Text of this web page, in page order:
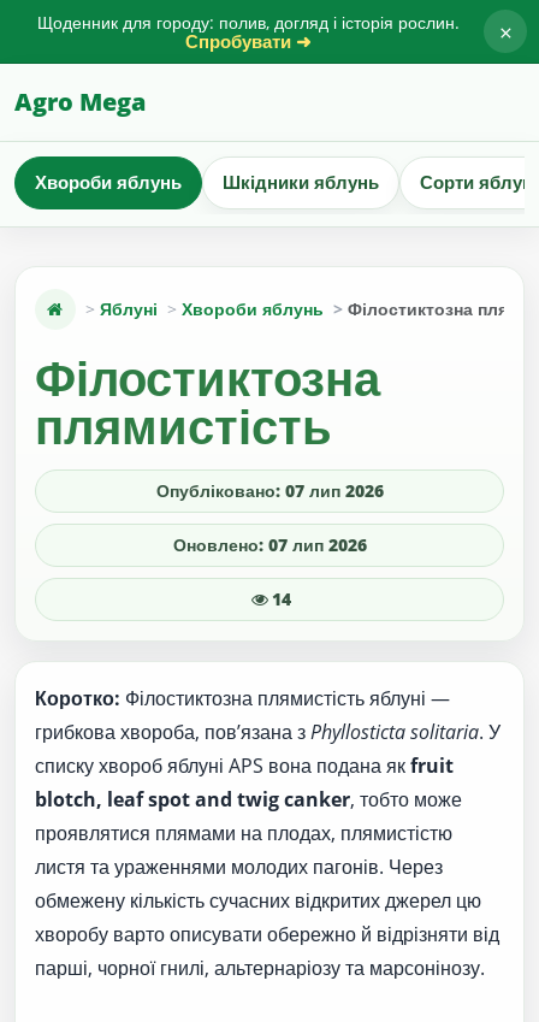
Щоденник для городу: полив, догляд і історія рослин.
Спробувати ➜ ×
Agro Mega
Хвороби яблунь Шкідники яблунь Сорти
Яблуні Хвороби яблунь Філостиктозна
Філостиктозна
плямистість
Опубліковано: 07 лип 2026
Оновлено: 07 лип 2026
14
Коротко: Філостиктозна плямистість яблуні —
грибкова хвороба, пов’язана зPhyllosticta solitaria. У
списку хвороб яблуні APS вона подана якfruit
blotch, leaf spot and twig canker, тобто може
проявлятися плямами на плодах, плямистістю
листя та ураженнями молодих пагонів. Через
обмежену кількість сучасних відкритих джерел цю
хворобу варто описувати обережно й відрізняти від
парші, чорної гнилі, альтернаріозу та марсонінозу.